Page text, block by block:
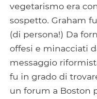
vegetarismo era
sospetto. Graham
(di persona!) Da
offesi e minacciati
messaggio
fu in grado di
un forum a Boston